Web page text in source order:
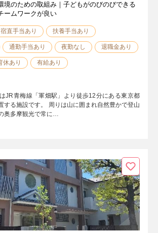
境のための取組み｜子どもがのびのびできる
ームワークが良い
宿直手当あり 扶養手当あり
通勤手当あり 夜勤なし 退職金あり
休あり 有給あり
JR青梅線「軍畑駅」より徒歩12分にある東京都
する施設です。 周りは山に囲まれ自然豊かで登山
奥多摩観光で常に…